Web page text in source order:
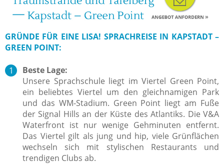
GRÜNDE FÜR EINE LISA! SPRACHREISE IN KAPSTADT –
GREEN POINT:
Beste Lage:
Unsere Sprachschule liegt im Viertel Green Point,
ein beliebtes Viertel um den gleichnamigen Park
und das WM-Stadium. Green Point liegt am Fuße
der Signal Hills an der Küste des Atlantiks. Die V&A
Waterfront ist nur wenige Gehminuten entfernt.
Das Viertel gilt als jung und hip, viele Grünflächen
wechseln sich mit stylischen Restaurants und
trendigen Clubs ab.